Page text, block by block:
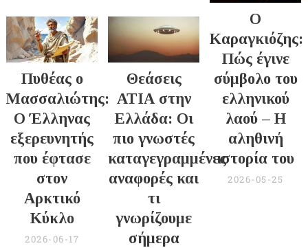
Πυθέας ο
Μασσαλιώτης:
Ο Έλληνας
εξερευνητής
που έφτασε
στον
Αρκτικό
Κύκλο
2026-06-17
Θεάσεις
ΑΤΙΑ στην
Ελλάδα: Οι
πιο γνωστές
καταγεγραμμένες
αναφορές και
τι
γνωρίζουμε
σήμερα
Ο
Καραγκιόζης:
Πώς έγινε
σύμβολο του
ελληνικού
λαού – Η
αληθινή
ιστορία του
2026-05-25